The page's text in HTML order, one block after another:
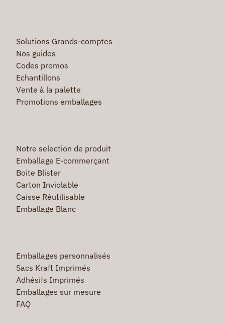
Solutions Grands-comptes
Nos guides
Codes promos
Echantillons
Vente à la palette
Promotions emballages
Notre selection de produit
Emballage E-commerçant
Boite Blister
Carton Inviolable
Caisse Réutilisable
Emballage Blanc
Emballages personnalisés
Sacs Kraft Imprimés
Adhésifs Imprimés
Emballages sur mesure
FAQ